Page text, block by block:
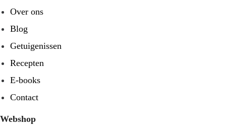
Over ons
Blog
Getuigenissen
Recepten
E-books
Contact
Webshop